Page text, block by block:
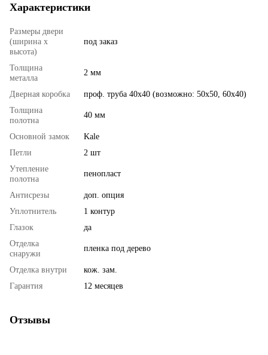
Характеристики
Размеры двери
(ширина х
высота)
под заказ
Толщина
металла
2 мм
Дверная коробка
проф. труба 40х40 (возможно: 50х50, 60х40)
Толщина
полотна
40 мм
Основной замок
Kale
Петли
2 шт
Утепление
полотна
пенопласт
Антисрезы
доп. опция
Уплотнитель
1 контур
Глазок
да
Отделка
снаружи
пленка под дерево
Отделка внутри
кож. зам.
Гарантия
12 месяцев
Отзывы